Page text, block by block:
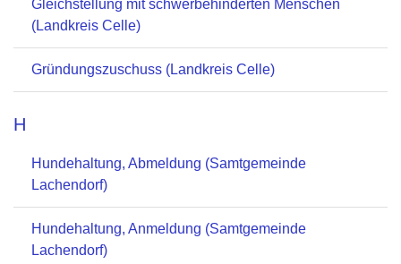
Gleichstellung mit schwerbehinderten Menschen
(Landkreis Celle)
Gründungszuschuss (Landkreis Celle)
H
Hundehaltung, Abmeldung (Samtgemeinde
Lachendorf)
Hundehaltung, Anmeldung (Samtgemeinde
Lachendorf)